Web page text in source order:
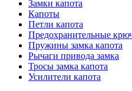
Замки капота
Капоты
Петли капота
Предохранительные
Пружины замка капота
Рычаги привода замка
Тросы замка капота
Усилители капота